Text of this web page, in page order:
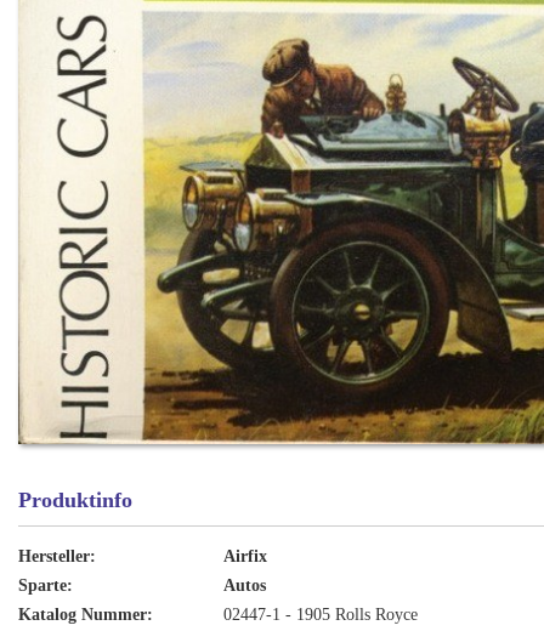
Produktinfo
Hersteller:
Airfix
Sparte:
Autos
Katalog Nummer:
02447-1 - 1905 Rolls Royce